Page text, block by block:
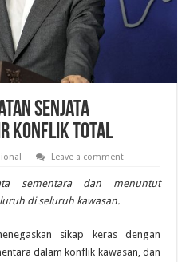
Senjata
Konflik Total
Leave a comment
sementara dan menuntut
di seluruh kawasan.
sikap keras dengan
dalam konflik kawasan, dan